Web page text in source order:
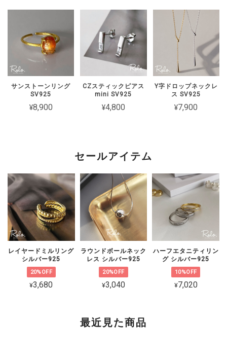
【Roloアクセサリー】ギフトラッピング ivory
ワインレッド（期間限定）
2026/02/15
2週間経たずでチェーンがちぎれてしまった 彼女とお揃いで買ったの
に残念です
まったとのこと、誠に申し訳ございませ
ん。 大切な方とのペアとしてお選びい
ただいた中、残念なお気持ちにさせてし
まいましたことを心よりお詫び申し上げ
ます。 状態を確認のうえ対応をご案内
いたしますので、恐れ入りますがショッ
プのお問い合わせよりご連絡いただけま
すと幸いです。
CZ 5連ラインピアス シルバー925
可愛くて品があり、とても気に入ってます。 着けていると褒めて貰え
サンストーンリング
SV925
¥8,900
CZスティックピアス
mini SV925
¥4,800
Y字ドロップネックレ
ス SV925
¥7,900
セールアイテム
レイヤードミルリング
シルバー925
20%OFF
¥3,680
ラウンドボールネック
レス シルバー925
20%OFF
¥3,040
ハーフエタニティリン
グ シルバー925
10%OFF
¥7,020
最近見た商品